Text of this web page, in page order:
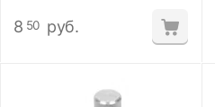
8 50 руб.